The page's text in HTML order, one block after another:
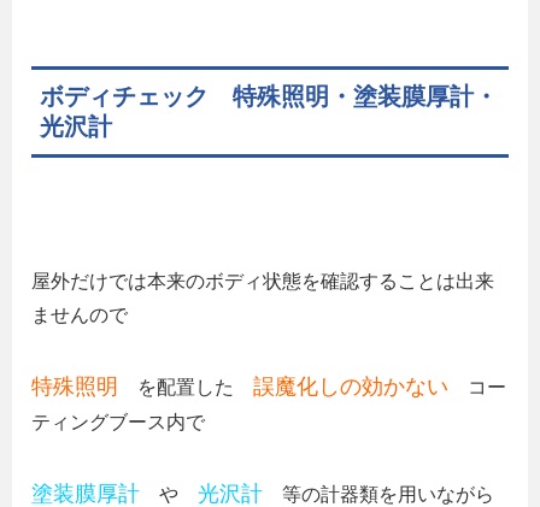
ボディチェック 特殊照明・塗装膜厚計・
光沢計
屋外だけでは本来のボディ状態を確認することは出来
ませんので
特殊照明 を配置した 誤魔化しの効かない コー
ティングブース内で
塗装膜厚計 や 光沢計 等の計器類を用いながら